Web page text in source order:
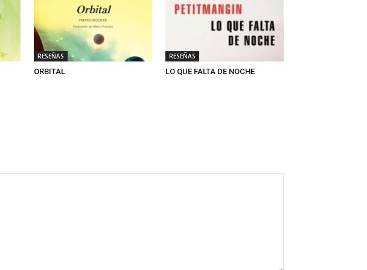
RESEÑAS
ORBITAL
RESEÑAS
LO QUE FALTA DE NOCHE